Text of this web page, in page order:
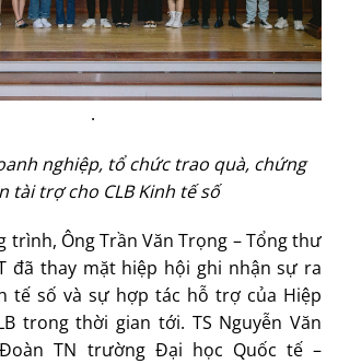
.
nghiệp, tổ chức trao quà, chứng
tài trợ cho CLB Kinh tế số
trình, Ông Trần Văn Trọng – Tổng thư
đã thay mặt hiệp hội ghi nhận sự ra
tế số và sự hợp tác hỗ trợ của Hiệp
trong thời gian tới. TS Nguyễn Văn
TN trường Đại học Quốc tế –